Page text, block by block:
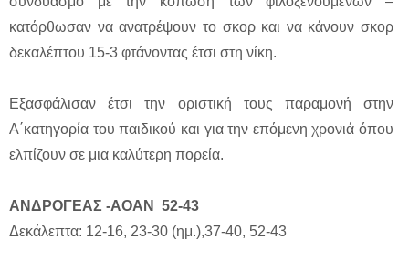
κατόρθωσαν να ανατρέψουν το σκορ και να κάνουν σκορ
δεκαλέπτου 15-3 φτάνοντας έτσι στη νίκη.
Εξασφάλισαν έτσι την οριστική τους παραμονή στην
Α΄κατηγορία του παιδικού και για την επόμενη χρονιά όπου
ελπίζουν σε μια καλύτερη πορεία.
ΑΝΔΡΟΓΕΑΣ -ΑΟΑΝ 52-43
Δεκάλεπτα: 12-16, 23-30 (ημ.),37-40, 52-43